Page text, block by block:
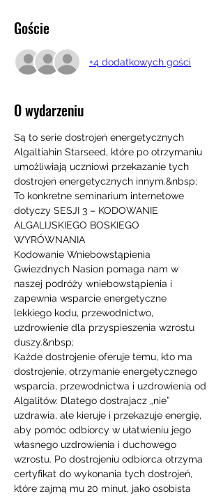
Goście
+4 dodatkowych gości
O wydarzeniu
Są to serie dostrojeń energetycznych
Algaltiahin Starseed, które po otrzymaniu
umożliwiają uczniowi przekazanie tych
dostrojeń energetycznych innym.&nbsp;
To konkretne seminarium internetowe
dotyczy SESJI 3 – KODOWANIE
ALGALIJSKIEGO BOSKIEGO
WYRÓWNANIA
Kodowanie Wniebowstąpienia
Gwiezdnych Nasion pomaga nam w
naszej podróży wniebowstąpienia i
zapewnia wsparcie energetyczne
lekkiego kodu, przewodnictwo,
uzdrowienie dla przyspieszenia wzrostu
duszy.&nbsp;
Każde dostrojenie oferuje temu, kto ma
dostrojenie, otrzymanie energetycznego
wsparcia, przewodnictwa i uzdrowienia od
Algalitów. Dlatego dostrajacz „nie”
uzdrawia, ale kieruje i przekazuje energię,
aby pomóc odbiorcy w ułatwieniu jego
własnego uzdrowienia i duchowego
wzrostu. Po dostrojeniu odbiorca otrzyma
certyfikat do wykonania tych dostrojeń,
które zajmą mu 20 minut, jako osobista